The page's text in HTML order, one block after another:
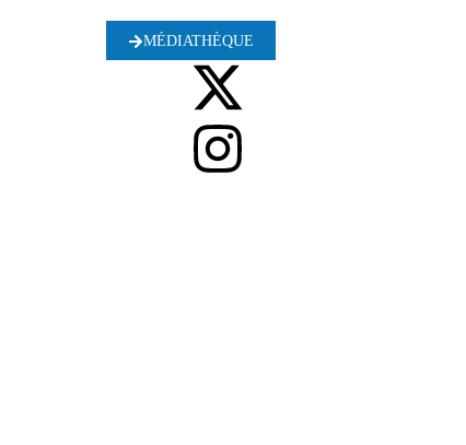
MÉDIATHÈQUE